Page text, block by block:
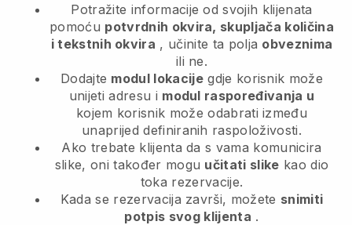
Potražite informacije od svojih klijenata
pomoću potvrdnih okvira, skupljača količina
i tekstnih okvira , učinite ta polja obveznima
ili ne.
Dodajte modul lokacijegdje korisnik može
unijeti adresu i modul raspoređivanja u
kojem korisnik može odabrati između
unaprijed definiranih raspoloživosti.
Ako trebate klijenta da s vama komunicira
slike, oni također mogu učitati slike kao dio
toka rezervacije.
Kada se rezervacija završi, možete snimiti
potpis svog klijenta .